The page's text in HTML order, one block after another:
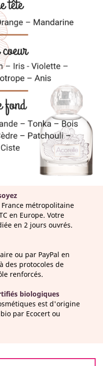
métropolitaine
en Europe. Votre
en 2 jours ouvrés.
ou par PayPal en
des protocoles de
renforcés.
biologiques
est d'origine
par Ecocert ou